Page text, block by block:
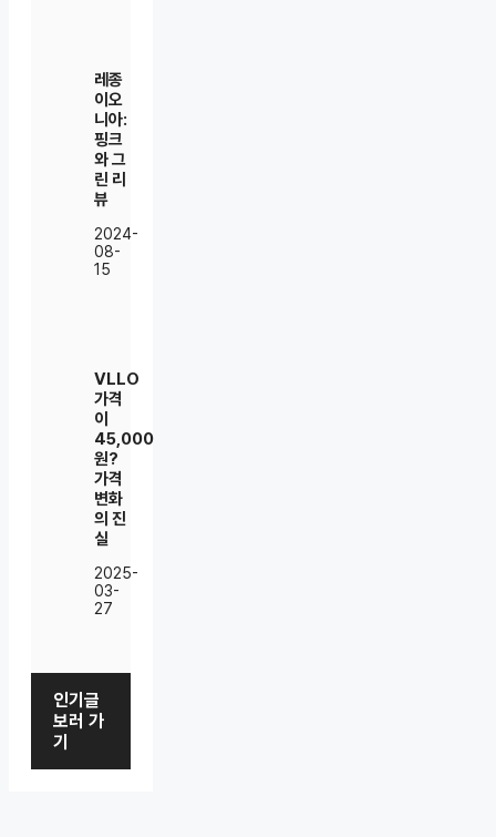
레종
이오
니아:
핑크
와 그
린 리
뷰
2024-
08-
15
VLLO
가격
이
45,000
원?
가격
변화
의 진
실
2025-
03-
27
인기글
보러 가
기